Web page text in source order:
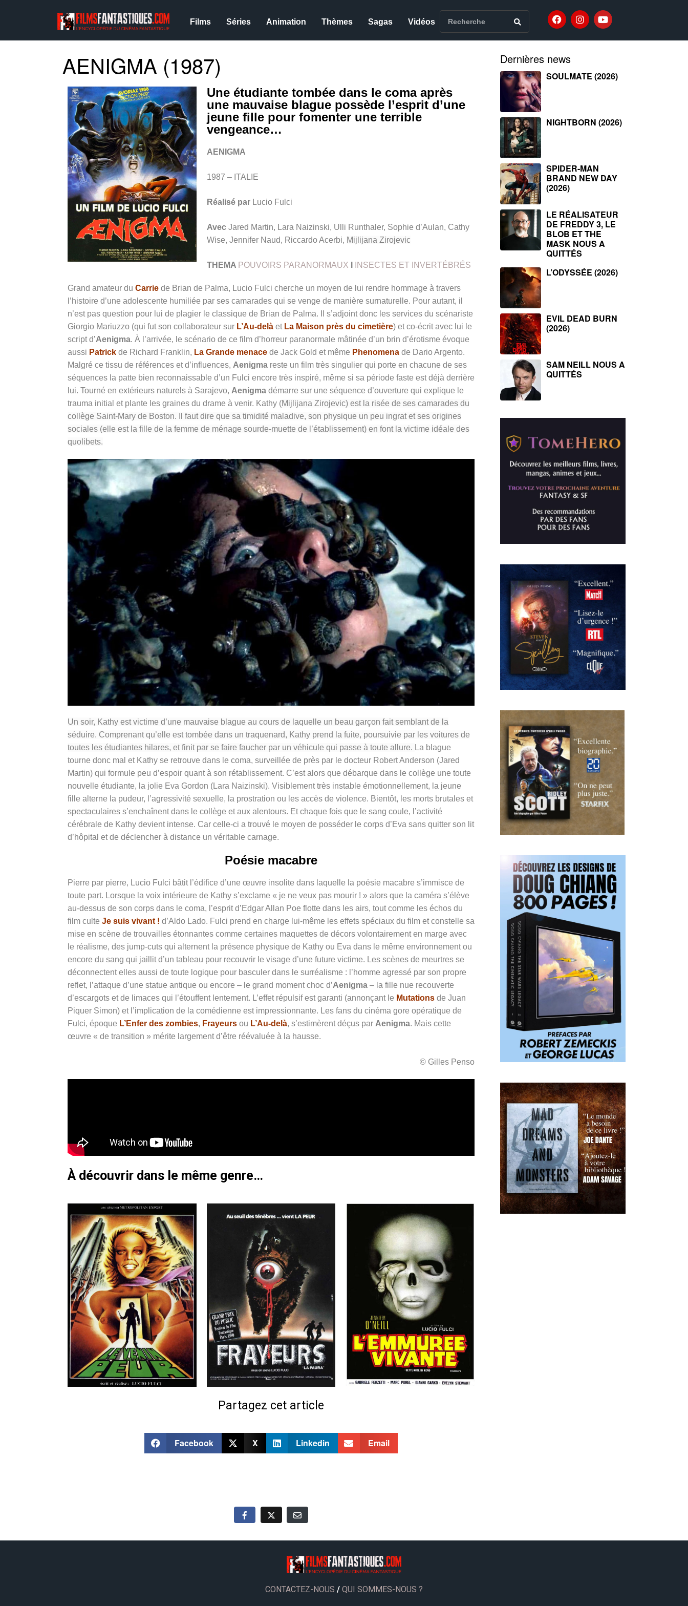
Films Séries Animation Thèmes Sagas Vidéos
AENIGMA (1987)
Une étudiante tombée dans le coma après
une mauvaise blague possède l’esprit d’une
jeune fille pour fomenter une terrible
vengeance…
AENIGMA
1987 – ITALIE
Réalisé par Lucio Fulci
Avec Jared Martin, Lara Naizinski, Ulli Runthaler, Sophie d’Aulan, Cathy
Wise, Jennifer Naud, Riccardo Acerbi, Mijlijana Zirojevic
THEMA POUVOIRS PARANORMAUX INSECTES ET INVERTÉBRÉS
Grand amateur du Carrie de Brian de Palma, Lucio Fulci cherche un moyen de lui rendre hommage à travers
l’histoire d’une adolescente humiliée par ses camarades qui se venge de manière surnaturelle. Pour autant, il
n’est pas question pour lui de plagier le classique de Brian de Palma. Il s’adjoint donc les services du scénariste
Giorgio Mariuzzo (qui fut son collaborateur sur L’Au-delà et La Maison près du cimetière) et co-écrit avec lui le
script d’Aenigma. À l’arrivée, le scénario de ce film d’horreur paranormale mâtinée d’un brin d’érotisme évoque
aussi Patrick de Richard Franklin, La Grande menace de Jack Gold et même Phenomena de Dario Argento.
Malgré ce tissu de références et d’influences, Aenigma reste un film très singulier qui porte en chacune de ses
séquences la patte bien reconnaissable d’un Fulci encore très inspiré, même si sa période faste est déjà derrière
lui. Tourné en extérieurs naturels à Sarajevo, Aenigma démarre sur une séquence d’ouverture qui explique le
trauma initial et plante les graines du drame à venir. Kathy (Mijlijana Zirojevic) est la risée de ses camarades du
collège Saint-Mary de Boston. Il faut dire que sa timidité maladive, son physique un peu ingrat et ses origines
sociales (elle est la fille de la femme de ménage sourde-muette de l’établissement) en font la victime idéale des
quolibets.
Un soir, Kathy est victime d’une mauvaise blague au cours de laquelle un beau garçon fait semblant de la
séduire. Comprenant qu’elle est tombée dans un traquenard, Kathy prend la fuite, poursuivie par les voitures de
toutes les étudiantes hilares, et finit par se faire faucher par un véhicule qui passe à toute allure. La blague
tourne donc mal et Kathy se retrouve dans le coma, surveillée de près par le docteur Robert Anderson (Jared
Martin) qui formule peu d’espoir quant à son rétablissement. C’est alors que débarque dans le collège une toute
nouvelle étudiante, la jolie Eva Gordon (Lara Naizinski). Visiblement très instable émotionnellement, la jeune
fille alterne la pudeur, l’agressivité sexuelle, la prostration ou les accès de violence. Bientôt, les morts brutales et
spectaculaires s’enchaînent dans le collège et aux alentours. Et chaque fois que le sang coule, l’activité
cérébrale de Kathy devient intense. Car celle-ci a trouvé le moyen de posséder le corps d’Eva sans quitter son lit
d’hôpital et de déclencher à distance un véritable carnage.
Poésie macabre
Pierre par pierre, Lucio Fulci bâtit l’édifice d’une œuvre insolite dans laquelle la poésie macabre s’immisce de
toute part. Lorsque la voix intérieure de Kathy s’exclame « je ne veux pas mourir ! » alors que la caméra s’élève
au-dessus de son corps dans le coma, l’esprit d’Edgar Allan Poe flotte dans les airs, tout comme les échos du
film culte Je suis vivant ! d’Aldo Lado. Fulci prend en charge lui-même les effets spéciaux du film et constelle sa
mise en scène de trouvailles étonnantes comme certaines maquettes de décors volontairement en marge avec
le réalisme, des jump-cuts qui alternent la présence physique de Kathy ou Eva dans le même environnement ou
encore du sang qui jaillit d’un tableau pour recouvrir le visage d’une future victime. Les scènes de meurtres se
déconnectent elles aussi de toute logique pour basculer dans le surréalisme : l’homme agressé par son propre
reflet, l’attaque d’une statue antique ou encore – le grand moment choc d’Aenigma – la fille nue recouverte
d’escargots et de limaces qui l’étouffent lentement. L’effet répulsif est garanti (annonçant le Mutations de Juan
Piquer Simon) et l’implication de la comédienne est impressionnante. Les fans du cinéma gore opératique de
Fulci, époque L’Enfer des zombies, Frayeurs ou L’Au-delà, s’estimèrent déçus par Aenigma. Mais cette
œuvre « de transition » mérite largement d’être réévaluée à la hausse.
© Gilles Penso
À découvrir dans le même genre…
Partagez cet article
Facebook X Linkedin Email
Dernières news
SOULMATE (2026)
NIGHTBORN (2026)
SPIDER-MAN
BRAND NEW DAY
(2026)
LE RÉALISATEUR
DE FREDDY 3, LE
BLOB ET THE
MASK NOUS A
QUITTÉS
L’ODYSSÉE (2026)
EVIL DEAD BURN
(2026)
SAM NEILL NOUS A
QUITTÉS
CONTACTEZ-NOUS / QUI SOMMES-NOUS ?